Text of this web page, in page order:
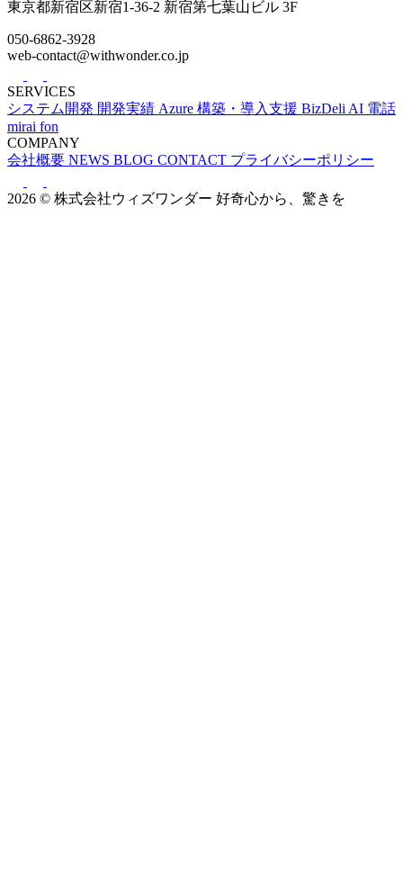
東京都新宿区新宿1-36-2 新宿第七葉山ビル 3F
050-6862-3928
web-contact@withwonder.co.jp
SERVICES
システム開発 開発実績 Azure 構築・導入支援 BizDeli AI 電話
mirai fon
COMPANY
会社概要 NEWS BLOG CONTACT プライバシーポリシー
2026 © 株式会社ウィズワンダー 好奇心から、驚きを